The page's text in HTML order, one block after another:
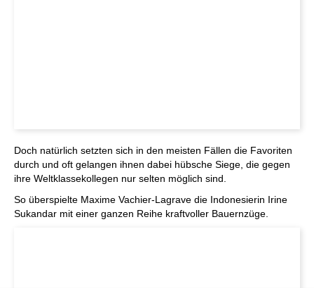
Doch natürlich setzten sich in den meisten Fällen die Favoriten
durch und oft gelangen ihnen dabei hübsche Siege, die gegen
ihre Weltklassekollegen nur selten möglich sind.
So überspielte Maxime Vachier-Lagrave die Indonesierin Irine
Sukandar mit einer ganzen Reihe kraftvoller Bauernzüge.